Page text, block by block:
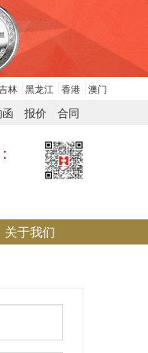
林 黑龙江 香港 澳门
报价 合同
关于我们